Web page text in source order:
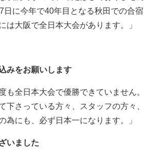
日に今年で40年目となる秋田での合宿
は大阪で全日本大会があります。」
みをお願いします
も全日本大会で優勝できていません。
下さっている方々、スタッフの方々、
為にも、必ず日本一になります。」
いました